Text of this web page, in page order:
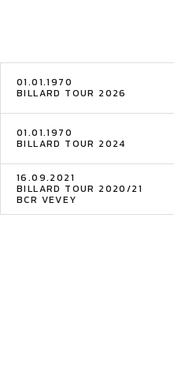
01.01.1970
BILLARD TOUR 2026
01.01.1970
BILLARD TOUR 2024
16.09.2021
BILLARD TOUR 2020/21
BCR VEVEY